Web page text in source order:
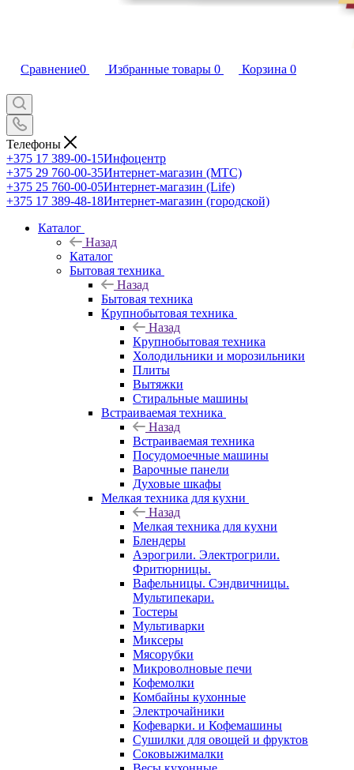
Сравнение0 Избранные товары 0 Корзина 0
Телефоны
+375 17 389-00-15Инфоцентр
+375 29 760-00-35Интернет-магазин (МТС)
+375 25 760-00-05Интернет-магазин (Life)
+375 17 389-48-18Интернет-магазин (городской)
Каталог
Назад
Каталог
Бытовая техника
Назад
Бытовая техника
Крупнобытовая техника
Назад
Крупнобытовая техника
Холодильники и морозильники
Плиты
Вытяжки
Стиральные машины
Встраиваемая техника
Назад
Встраиваемая техника
Посудомоечные машины
Варочные панели
Духовые шкафы
Мелкая техника для кухни
Назад
Мелкая техника для кухни
Блендеры
Аэрогрили. Электрогрили.
Фритюрницы.
Вафельницы. Сэндвичницы.
Мультипекари.
Тостеры
Мультиварки
Миксеры
Мясорубки
Микроволновые печи
Кофемолки
Комбайны кухонные
Электрочайники
Кофеварки. и Кофемашины
Сушилки для овощей и фруктов
Соковыжималки